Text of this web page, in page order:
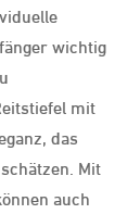
wichtig
mit
das
Mit
auch